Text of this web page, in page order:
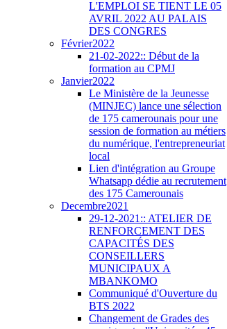
L'EMPLOI SE TIENT LE 05
AVRIL 2022 AU PALAIS
DES CONGRES
Février2022
21-02-2022:: Début de la
formation au CPMJ
Janvier2022
Le Ministère de la Jeunesse
(MINJEC) lance une sélection
de 175 camerounais pour une
session de formation au métiers
du numérique, l'entrepreneuriat
local
Lien d'intégration au Groupe
Whatsapp dédie au recrutement
des 175 Camerounais
Decembre2021
29-12-2021:: ATELIER DE
RENFORCEMENT DES
CAPACITÉS DES
CONSEILLERS
MUNICIPAUX A
MBANKOMO
Communiqué d'Ouverture du
BTS 2022
Changement de Grades des